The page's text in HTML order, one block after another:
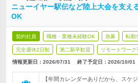
ニューイヤー駅伝など陸上大会を支え
OK
契約社員 職種・業種未経験OK 急募 転勤
完全週休2日制 第二新卒歓迎 リモートワーク
情報更新日：2026/07/31 終了予定日： 2026/10/01
【年間カレンダーありだから、スケ